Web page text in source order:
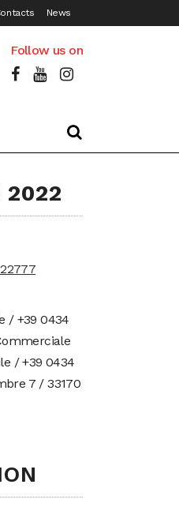
News
Follow us on
2022
/ +39 0434
/ +39 0434
7 / 33170